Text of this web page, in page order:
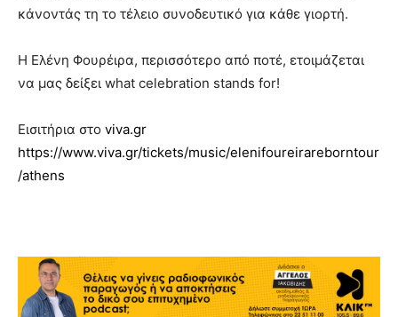
κάνοντάς τη το τέλειο συνοδευτικό για κάθε γιορτή.
Η Ελένη Φουρέιρα, περισσότερο από ποτέ, ετοιμάζεται
να μας δείξει what celebration stands for!
Εισιτήρια στο viva.gr
https://www.viva.gr/tickets/music/elenifoureirareborntour
/athens